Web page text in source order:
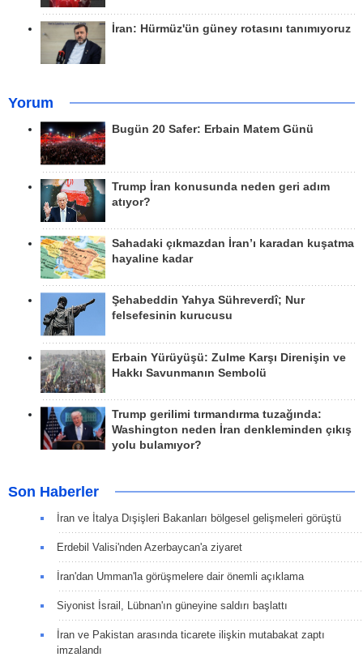
İran: Hürmüz'ün güney rotasını tanımıyoruz
Yorum
Bugün 20 Safer: Erbain Matem Günü
Trump İran konusunda neden geri adım
atıyor?
Sahadaki çıkmazdan İran’ı karadan kuşatma
hayaline kadar
Şehabeddin Yahya Sühreverdî; Nur
felsefesinin kurucusu
Erbain Yürüyüşü: Zulme Karşı Direnişin ve
Hakkı Savunmanın Sembolü
Trump gerilimi tırmandırma tuzağında:
Washington neden İran denkleminden çıkış
yolu bulamıyor?
Son Haberler
İran ve İtalya Dışişleri Bakanları bölgesel gelişmeleri görüştü
Erdebil Valisi'nden Azerbaycan'a ziyaret
İran'dan Umman'la görüşmelere dair önemli açıklama
Siyonist İsrail, Lübnan'ın güneyine saldırı başlattı
İran ve Pakistan arasında ticarete ilişkin mutabakat zaptı
imzalandı